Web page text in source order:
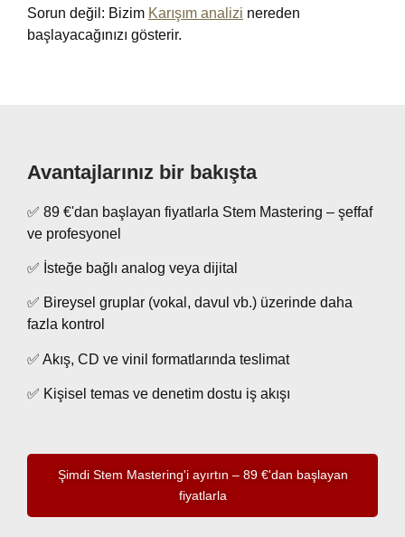
Sorun değil: Bizim Karışım analizi nereden
başlayacağınızı gösterir.
Avantajlarınız bir bakışta
✅ 89 €'dan başlayan fiyatlarla Stem Mastering – şeffaf
ve profesyonel
✅ İsteğe bağlı analog veya dijital
✅ Bireysel gruplar (vokal, davul vb.) üzerinde daha
fazla kontrol
✅ Akış, CD ve vinil formatlarında teslimat
✅ Kişisel temas ve denetim dostu iş akışı
Şimdi Stem Mastering'i ayırtın – 89 €'dan başlayan
fiyatlarla